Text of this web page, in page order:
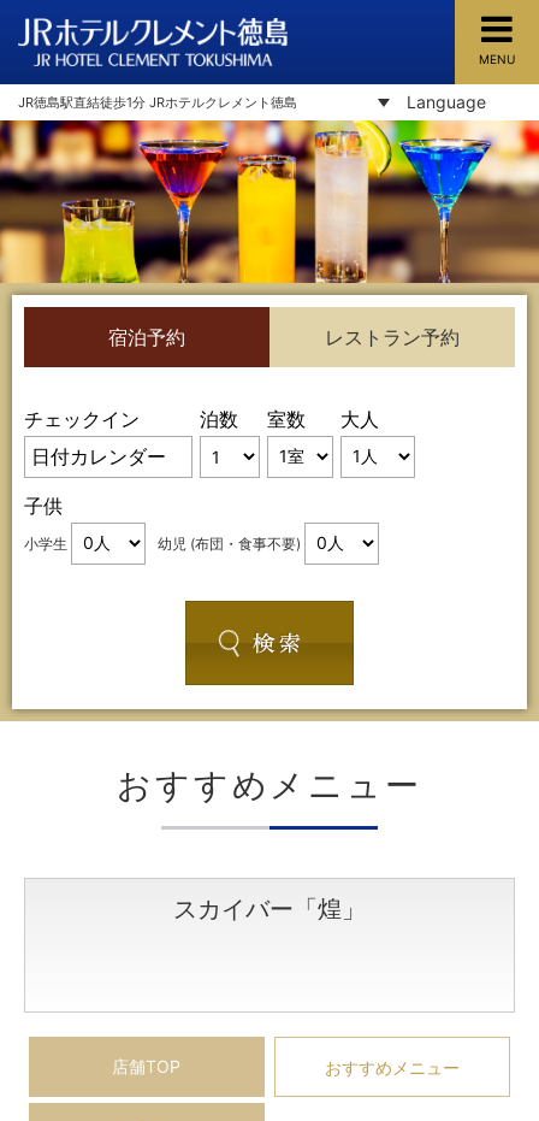
JRホテルクレメント徳島
JR徳島駅直結徒歩1分 JRホテルクレメント徳島 Language
MENU
宿泊予約 レストラン予約
チェックイン 泊数 室数 大人
子供
小学生 幼児 (布団・食事不要)
おすすめメニュー
スカイバー 「煌」
店舗TOP おすすめメニュー